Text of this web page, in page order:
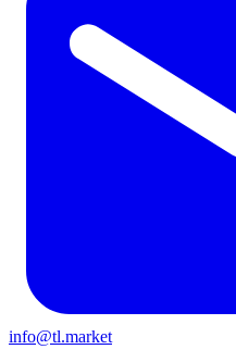
info@tl.market